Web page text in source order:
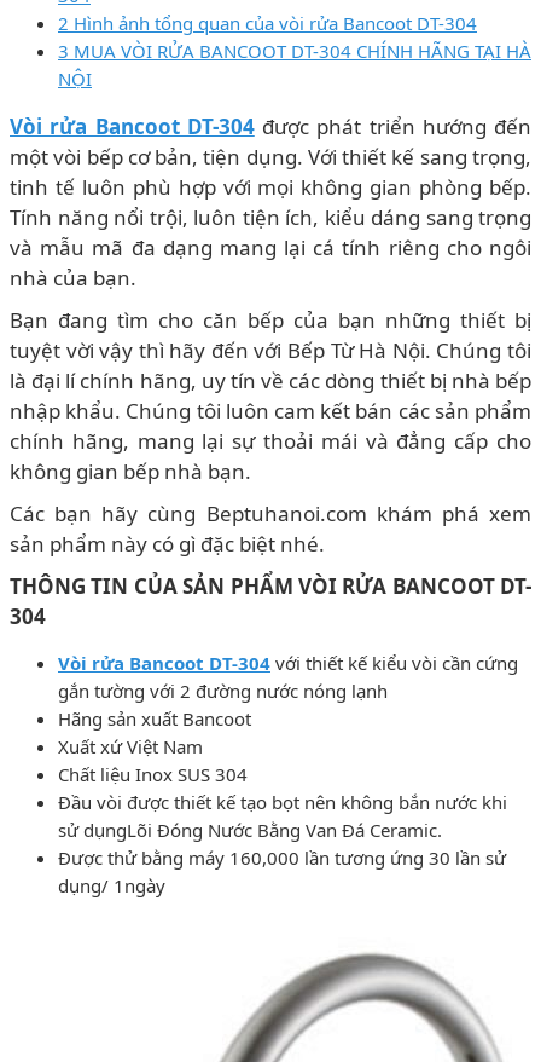
2 Hình ảnh tổng quan của vòi rửa Bancoot DT-304
3 MUA VÒI RỬA BANCOOT DT-304 CHÍNH HÃNG TẠI HÀ
NỘI
Vòi rửa Bancoot DT-304được phát triển hướng đến
một vòi bếp cơ bản, tiện dụng. Với thiết kế sang trọng,
tinh tế luôn phù hợp với mọi không gian phòng bếp.
Tính năng nổi trội, luôn tiện ích, kiểu dáng sang trọng
và mẫu mã đa dạng mang lại cá tính riêng cho ngôi
nhà của bạn.
Bạn đang tìm cho căn bếp của bạn những thiết bị
tuyệt vời vậy thì hãy đến với Bếp Từ Hà Nội. Chúng tôi
là đại lí chính hãng, uy tín về các dòng thiết bị nhà bếp
nhập khẩu. Chúng tôi luôn cam kết bán các sản phẩm
chính hãng, mang lại sự thoải mái và đẳng cấp cho
không gian bếp nhà bạn.
Các bạn hãy cùng Beptuhanoi.com khám phá xem
sản phẩm này có gì đặc biệt nhé.
THÔNG TIN CỦA SẢN PHẨM VÒI RỬA BANCOOT DT-
304
Vòi rửa Bancoot DT-304 với thiết kế kiểu vòi cần cứng
gắn tường với 2 đường nước nóng lạnh
Hãng sản xuất Bancoot
Xuất xứ Việt Nam
Chất liệu Inox SUS 304
Đầu vòi được thiết kế tạo bọt nên không bắn nước khi
sử dụngLõi Đóng Nước Bằng Van Đá Ceramic.
Được thử bằng máy 160,000 lần tương ứng 30 lần sử
dụng/ 1ngày